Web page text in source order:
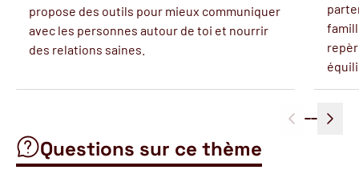
propose des outils pour mieux communiquer
avec les personnes autour de toi et nourrir
des relations saines.
Questions sur ce thème